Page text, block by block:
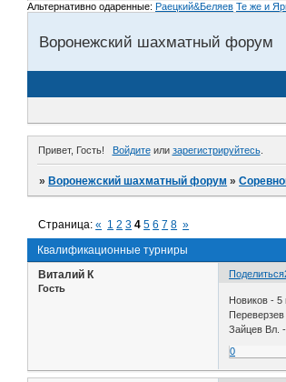
Альтернативно одаренные: Раецкий&Беляев Те же и
Воронежский шахматный форум
Привет, Гость! Войдитеили зарегистрируйтесь.
»Воронежский шахматный форум »
Квалификационные турниры
Страница:« 1 2 3 4 5 6 7 8 »
Поделиться
Виталий К
Гость
Новиков - 5
Зайцев Вл.
0